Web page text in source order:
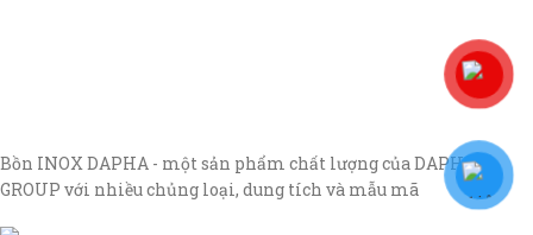
Bồn INOX DAPHA - một sản phẩm chất lượng của DAPHA
GROUP với nhiều chủng loại, dung tích và mẫu mã